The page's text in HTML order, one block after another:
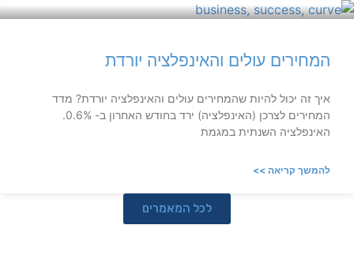
המחירים עולים והאינפלציה יורדת
איך זה יכול להיות שהמחירים עולים והאינפלציה יורדת? מדד
המחירים לצרכן (האינפלציה) ירד בחודש האחרון ב- 0.6%.
האינפלציה השנתית במגמת
להמשך קריאה >>
לכל המאמרים